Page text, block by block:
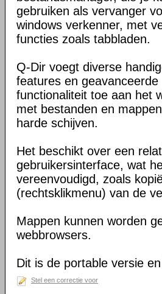
gebruiken als vervanger
windows verkenner, met
functies zoals tabbladen.
Q-Dir voegt diverse
features en geavanceerde
functionaliteit toe aan het
met bestanden en
harde schijven.
Het beschikt over een
gebruikersinterface, wat
vereenvoudigd, zoals
(rechtsklikmenu) van de
Mappen kunnen worden
webbrowsers.
Dit is de portable versie
Stel een correctie voor